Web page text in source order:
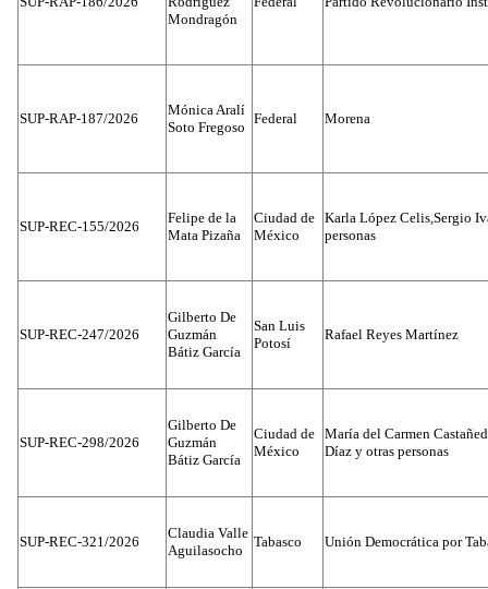
Mondragón
SUP-RAP-187/2026
Mónica Aralí
Soto Fregoso
Federal Morena
SUP-REC-155/2026
Felipe de la
Mata Pizaña
Ciudad de
México
Karla López Celis,Sergio
personas
SUP-REC-247/2026
Gilberto De
Guzmán
Bátiz García
San Luis
Potosí
Rafael Reyes Martínez
SUP-REC-298/2026
Gilberto De
Guzmán
Bátiz García
Ciudad de
México
María del Carmen
Díaz y otras personas
SUP-REC-321/2026
Claudia Valle
Aguilasocho
Tabasco Unión Democrática por